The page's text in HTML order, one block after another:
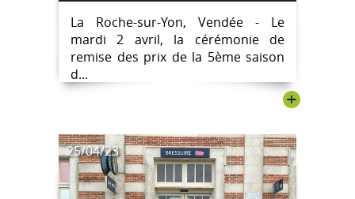
La Roche-sur-Yon, Vendée - Le
mardi 2 avril, la cérémonie de
remise des prix de la 5ème saison
d...
+
25/04/23